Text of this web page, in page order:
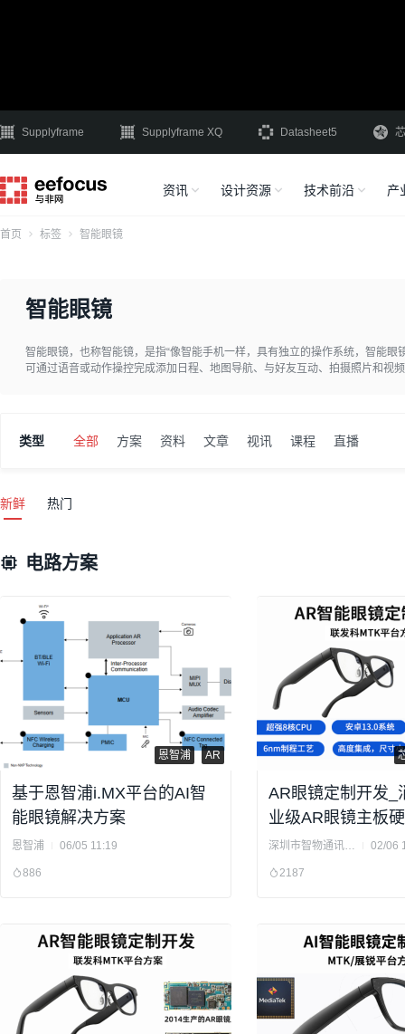
Supplyframe Supplyframe XQ Datasheet5
资讯 设计资源 技术前沿 产
首页 标签 智能眼镜
智能眼镜
智能眼镜，也称智能镜，是指“像智能手机一样，具有独立的操作系统，智能
可通过语音或动作操控完成添加日程、地图导航、与好友互动、拍摄照片和视
类型 全部 方案 资料 文章 视讯 课程 直播
新鲜 热门
电路方案
恩智浦 AR
基于恩智浦i.MX平台的AI智
能眼镜解决方案
恩智浦 06/05 11:19
886
AR眼镜定制开发_
业级AR眼镜主板
案
深圳市智物通讯科技有限公司 02/06
2187